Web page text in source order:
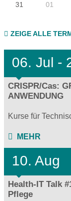
31 01
ZEIGE ALLE
06. Jul -
CRISPR/Cas:
ANWENDUNG
Kurse für
MEHR
10. Aug
Health-IT Talk
Pflege